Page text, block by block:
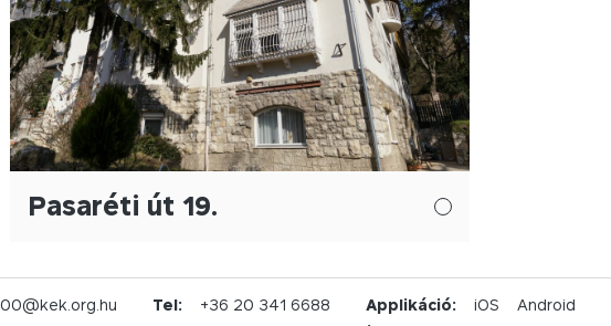
Pasaréti út 19.
Tel: +36 20 341 6688 Applikáció: iOS
Android